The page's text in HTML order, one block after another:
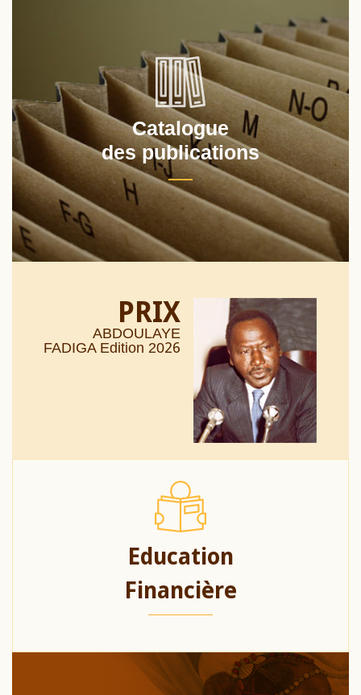
Catalogue
des publications
PRIX
ABDOULAYE
FADIGA Edition 2026
Education
Financière